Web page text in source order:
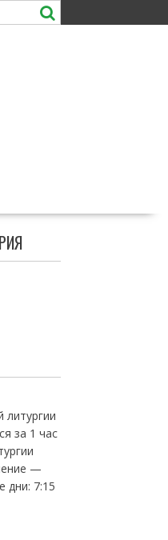
за 1 час
—
дни: 7:15